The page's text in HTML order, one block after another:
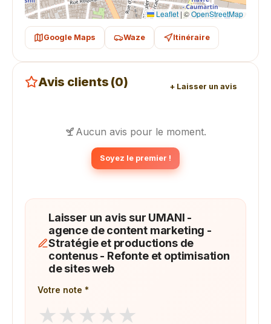
Leaflet | ©OpenStreetMap
Google Maps Waze Itinéraire
Avis clients (0) + Laisser un avis
Aucun avis pour le moment.
Soyez le premier !
Laisser un avis sur UMANI -
agence de content marketing -
Stratégie et productions de
contenus - Refonte et optimisation
de sites web
Votre note *
★ ★ ★ ★ ★